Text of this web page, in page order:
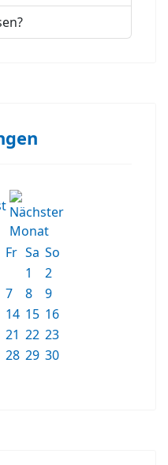
Fr Sa So
1
2
7 8
9
14 15 16
21 22 23
28 29 30